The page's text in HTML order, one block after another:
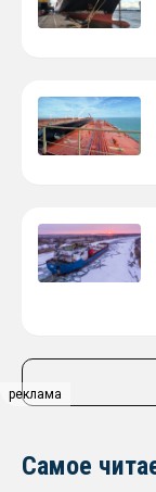
реклама
Самое